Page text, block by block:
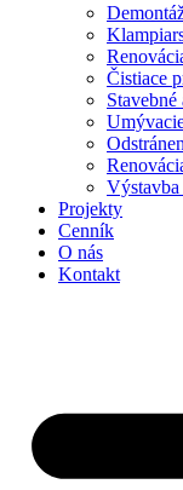
Čistiace
Stavebné
Projekty
Cenník
O nás
Kontakt